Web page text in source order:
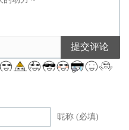
提交评论
昵称 (必填)